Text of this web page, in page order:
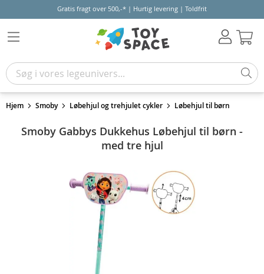
Gratis fragt over 500,-* | Hurtig levering | Toldfrit
Hjem Smoby Løbehjul og trehjulet cykler Løbehjul til børn
Smoby Gabbys Dukkehus Løbehjul til børn -
med tre hjul